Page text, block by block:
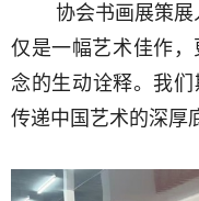
协会书画展策展人
仅是一幅艺术佳作，
念的生动诠释。我
传递中国艺术的深厚